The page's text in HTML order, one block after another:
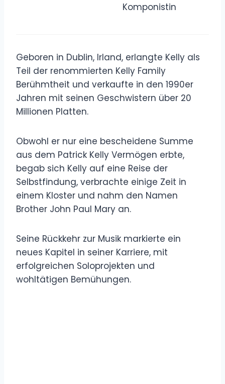
Komponistin
Geboren in Dublin, Irland, erlangte Kelly als
Teil der renommierten Kelly Family
Berühmtheit und verkaufte in den 1990er
Jahren mit seinen Geschwistern über 20
Millionen Platten.
Obwohl er nur eine bescheidene Summe
aus dem Patrick Kelly Vermögen erbte,
begab sich Kelly auf eine Reise der
Selbstfindung, verbrachte einige Zeit in
einem Kloster und nahm den Namen
Brother John Paul Mary an.
Seine Rückkehr zur Musik markierte ein
neues Kapitel in seiner Karriere, mit
erfolgreichen Soloprojekten und
wohltätigen Bemühungen.